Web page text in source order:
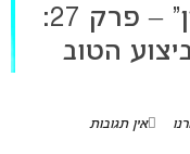
“הכוכב הבא לאירוויזיון” – פרק 27:
הטוב
אין תגובות